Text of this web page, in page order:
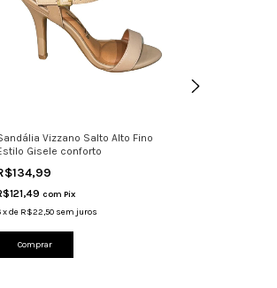
Vizzano Salto Alto Fino
Gisele conforto
com Pix
xde R$22,50 sem juros
Comprar